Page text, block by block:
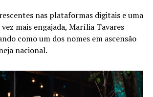
nas plataformas digitais e uma
vez mais engajada, Marília Tavares
como um dos nomes em ascensão
nacional.